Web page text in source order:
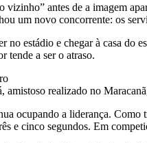
antes de a imagem
um novo concorrente: os
no estádio e chegar à casa do
tende a ser o atraso.
amistoso realizado no
ocupando a liderança.
e cinco segundos. Em